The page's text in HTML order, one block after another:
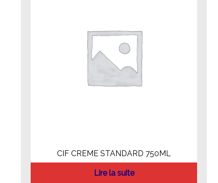
CIF CREME STANDARD 750ML
Lire la suite